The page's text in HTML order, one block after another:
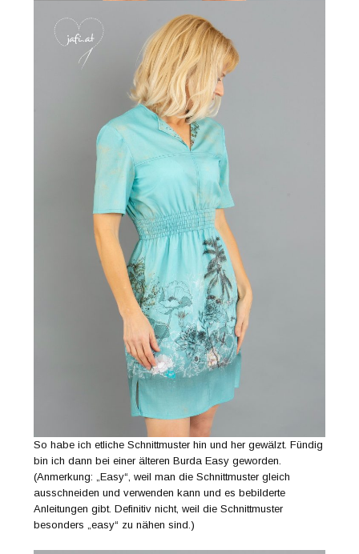
So habe ich etliche Schnittmuster hin und her gewälzt. Fündig
bin ich dann bei einer älteren Burda Easy geworden.
(Anmerkung: „Easy“, weil man die Schnittmuster gleich
ausschneiden und verwenden kann und es bebilderte
Anleitungen gibt. Definitiv nicht, weil die Schnittmuster
besonders „easy“ zu nähen sind.)